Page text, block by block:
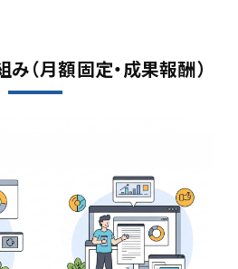
（月額固定・成果報酬）